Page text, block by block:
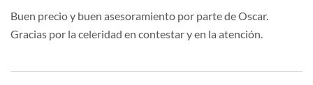
Buen precio y buen asesoramiento por parte de Oscar.
Gracias por la celeridad en contestar y en la atención.